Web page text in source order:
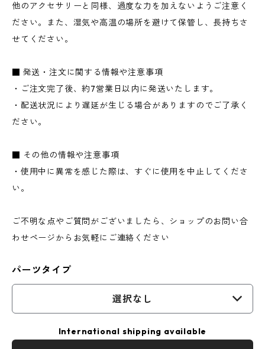
他のアクセサリーと同様、過度な力を加えないようご注意く
ださい。また、湿気や高温の場所を避けて保管し、長持ちさ
せてください。
■ 発送・注文に関する情報や注意事項
・ご注文完了後、約7営業日以内に発送いたします。
・配送状況により遅延が生じる場合がありますのでご了承く
ださい。
■ その他の情報や注意事項
・使用中に異常を感じた際は、すぐに使用を中止してくださ
い。
ご不明な点やご質問がございましたら、ショップのお問い合
わせページからお気軽にご連絡ください
パーツタイプ
選択なし
International shipping available